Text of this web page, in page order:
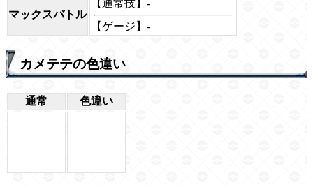
マックスバトル
【通常技】-
【ゲージ】-
カメテテの色違い
通常 色違い